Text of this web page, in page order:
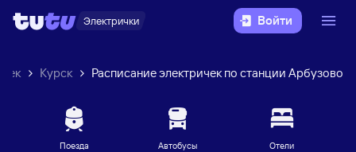
Электрички Войти
Курск Расписание электричек по станции Арбузово
Поезда Автобусы Отели